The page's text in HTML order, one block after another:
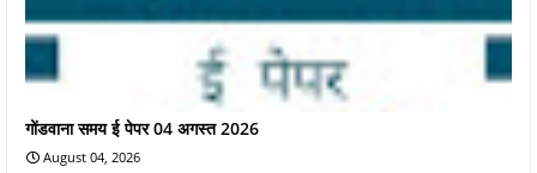
गोंडवाना समय ई पेपर 04 अगस्त 2026
August 04, 2026